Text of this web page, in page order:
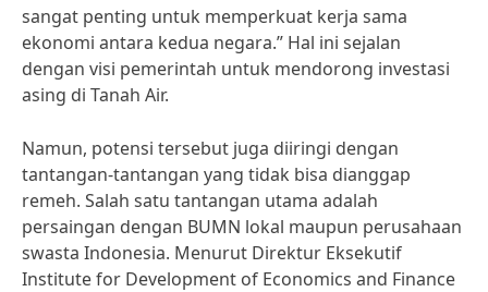
sangat penting untuk memperkuat kerja sama
ekonomi antara kedua negara.” Hal ini sejalan
dengan visi pemerintah untuk mendorong investasi
asing di Tanah Air.
Namun, potensi tersebut juga diiringi dengan
tantangan-tantangan yang tidak bisa dianggap
remeh. Salah satu tantangan utama adalah
persaingan dengan BUMN lokal maupun perusahaan
swasta Indonesia. Menurut Direktur Eksekutif
Institute for Development of Economics and Finance